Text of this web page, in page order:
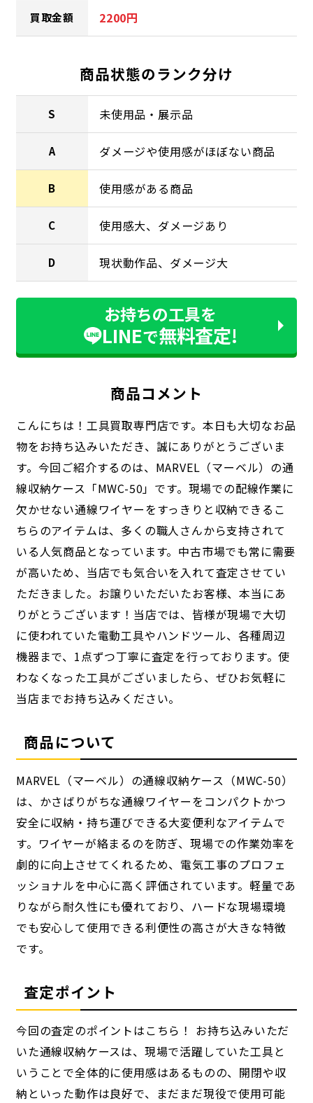
買取金額 2200円
商品状態のランク分け
S 未使用品・展示品
A ダメージや使用感がほぼない商品
B 使用感がある商品
C 使用感大、ダメージあり
D 現状動作品、ダメージ大
お持ちの工具を
LINEで無料査定!
商品コメント
こんにちは！工具買取専門店です。本日も大切なお品
物をお持ち込みいただき、誠にありがとうございま
す。今回ご紹介するのは、MARVEL（マーベル）の通
線収納ケース「MWC-50」です。現場での配線作業に
欠かせない通線ワイヤーをすっきりと収納できるこ
ちらのアイテムは、多くの職人さんから支持されて
いる人気商品となっています。中古市場でも常に需要
が高いため、当店でも気合いを入れて査定させてい
ただきました。お譲りいただいたお客様、本当にあ
りがとうございます！当店では、皆様が現場で大切
に使われていた電動工具やハンドツール、各種周辺
機器まで、1点ずつ丁寧に査定を行っております。使
わなくなった工具がございましたら、ぜひお気軽に
当店までお持ち込みください。
商品について
MARVEL（マーベル）の通線収納ケース（MWC-50）
は、かさばりがちな通線ワイヤーをコンパクトかつ
安全に収納・持ち運びできる大変便利なアイテムで
す。ワイヤーが絡まるのを防ぎ、現場での作業効率を
劇的に向上させてくれるため、電気工事のプロフェ
ッショナルを中心に高く評価されています。軽量であ
りながら耐久性にも優れており、ハードな現場環境
でも安心して使用できる利便性の高さが大きな特徴
です。
査定ポイント
今回の査定のポイントはこちら！ お持ち込みいただ
いた通線収納ケースは、現場で活躍していた工具と
いうことで全体的に使用感はあるものの、開閉や収
納といった動作は良好で、まだまだ現役で使用可能